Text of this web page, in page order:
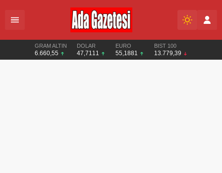
GRAM ALTIN
6.660,55
DOLAR
47,7111
EURO
55,1881
BIST 100
13.779,39